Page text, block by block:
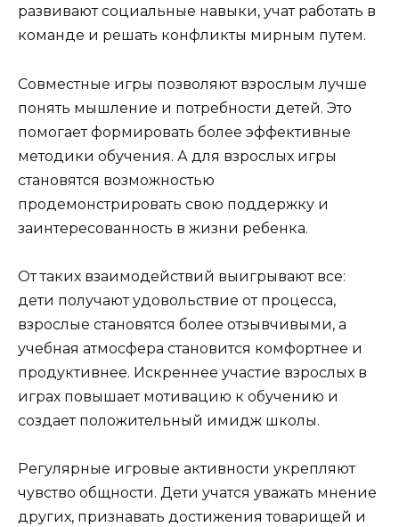
развивают социальные навыки, учат работать в
команде и решать конфликты мирным путем.
Совместные игры позволяют взрослым лучше
понять мышление и потребности детей. Это
помогает формировать более эффективные
методики обучения. А для взрослых игры
становятся возможностью
продемонстрировать свою поддержку и
заинтересованность в жизни ребенка.
От таких взаимодействий выигрывают все:
дети получают удовольствие от процесса,
взрослые становятся более отзывчивыми, а
учебная атмосфера становится комфортнее и
продуктивнее. Искреннее участие взрослых в
играх повышает мотивацию к обучению и
создает положительный имидж школы.
Регулярные игровые активности укрепляют
чувство общности. Дети учатся уважать мнение
других, признавать достижения товарищей и